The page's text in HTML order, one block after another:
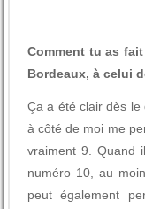
Comment tu as
Bordeaux, à celui
Ça a été clair dès le
à côté de moi me
vraiment 9. Quand
numéro 10, au
peut également